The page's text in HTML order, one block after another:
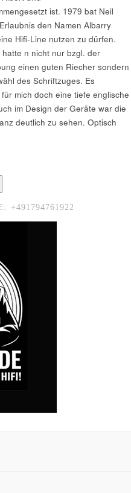
ist. 1979 bat Neil
den Namen Albarry
Hifi-Line nutzen zu dürfen.
hatte n nicht nur bzgl. der
einen guten Riecher sondern
des Schriftzuges. Es
mich doch eine tiefe englische
im Design der Geräte war die
deutlich zu sehen. Optisch
+491794761922